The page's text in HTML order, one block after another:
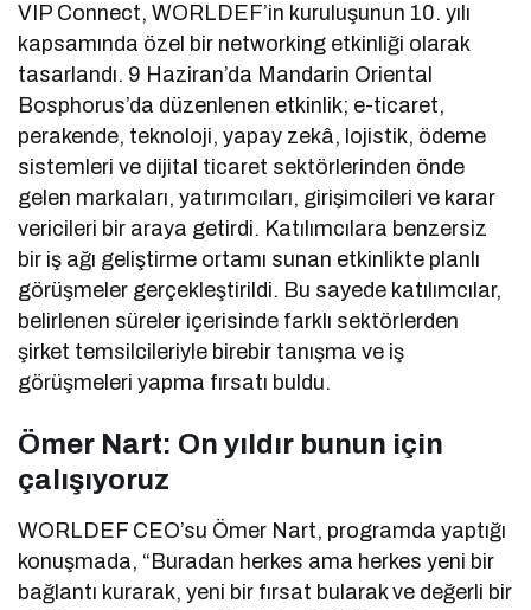
VIP Connect, WORLDEF’in kuruluşunun 10. yılı
kapsamında özel bir networking etkinliği olarak
tasarlandı. 9 Haziran’da Mandarin Oriental
Bosphorus’da düzenlenen etkinlik; e-ticaret,
perakende, teknoloji, yapay zekâ, lojistik, ödeme
sistemleri ve dijital ticaret sektörlerinden önde
gelen markaları, yatırımcıları, girişimcileri ve karar
vericileri bir araya getirdi. Katılımcılara benzersiz
bir iş ağı geliştirme ortamı sunan etkinlikte planlı
görüşmeler gerçekleştirildi. Bu sayede katılımcılar,
belirlenen süreler içerisinde farklı sektörlerden
şirket temsilcileriyle birebir tanışma ve iş
görüşmeleri yapma fırsatı buldu.
Ömer Nart: On yıldır bunun için
çalışıyoruz
WORLDEF CEO’su Ömer Nart, programda yaptığı
konuşmada, “Buradan herkes ama herkes yeni bir
bağlantı kurarak, yeni bir fırsat bularak ve değerli bir